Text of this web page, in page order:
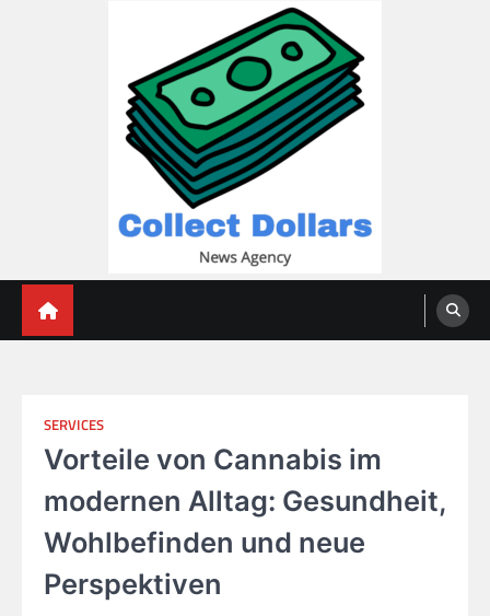
SERVICES
Vorteile von Cannabis im
modernen Alltag: Gesundheit,
Wohlbefinden und neue
Perspektiven